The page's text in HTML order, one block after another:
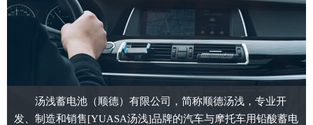
汤浅蓄电池（顺德）有限公司，简称顺德汤浅，专业开
发、制造和销售[YUASA汤浅]品牌的汽车与摩托车用铅酸蓄电